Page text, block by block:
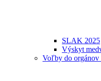
SLAK 2025
Výskyt
Voľby do orgánov